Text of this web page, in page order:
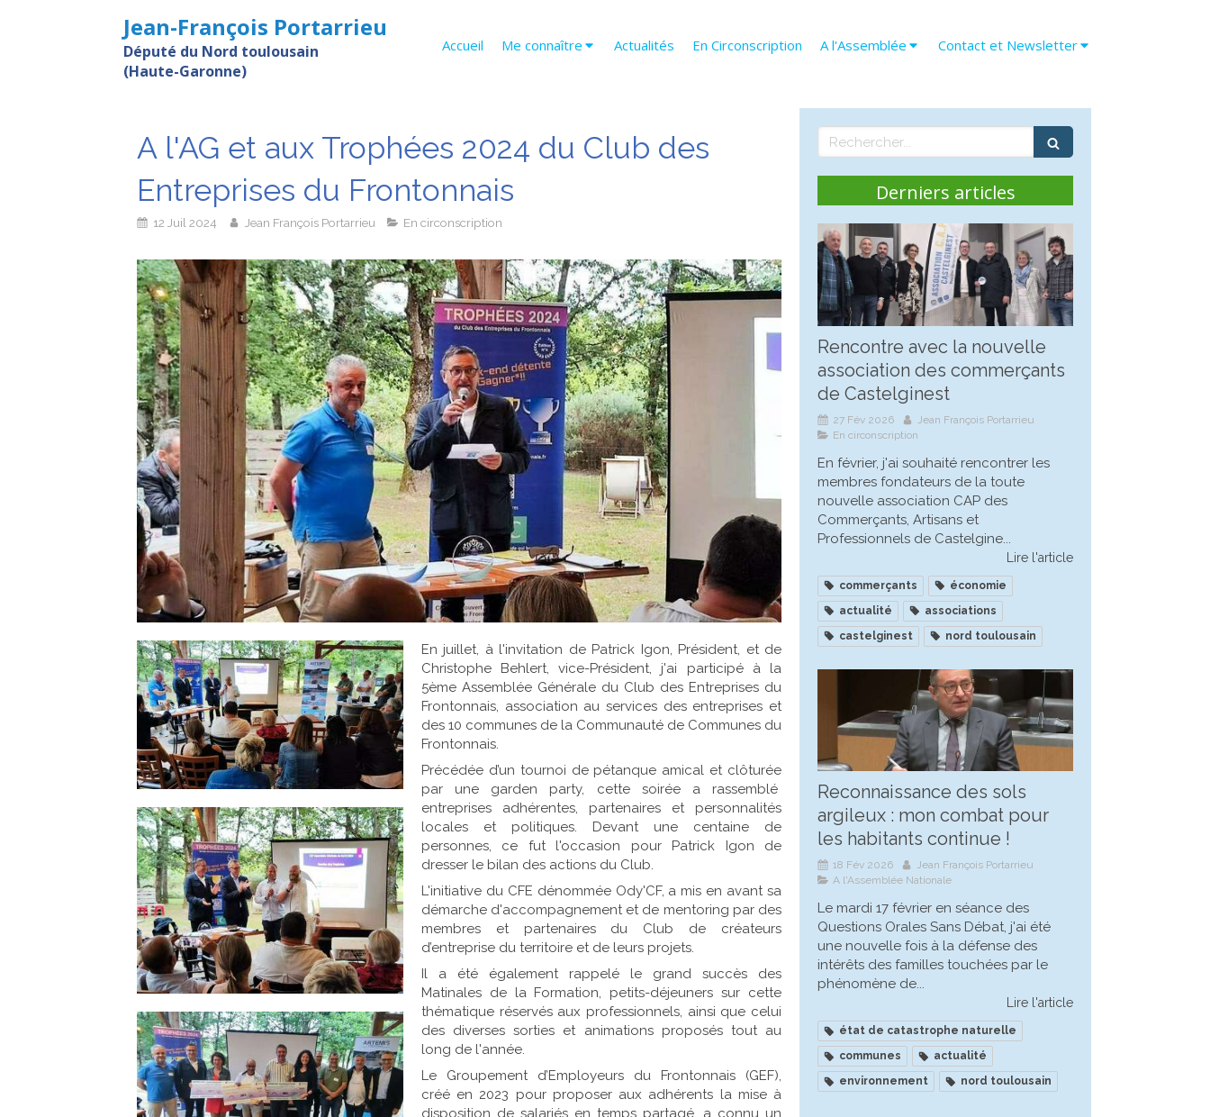
Accueil Me connaître Actualités En Circonscription A l'Assemblée Contact et Newsletter
Jean-François Portarrieu
Député du Nord toulousain
(Haute-Garonne)
A l'AG et aux Trophées 2024 du Club des
Entreprises du Frontonnais
12 Juil 2024 Jean François Portarrieu En circonscription
En juillet, à l'invitation de Patrick Igon, Président, et de
Christophe Behlert, vice-Président, j'ai participé à la
5ème Assemblée Générale du Club des Entreprises du
Frontonnais, association au services des entreprises et
des 10 communes de la Communauté de Communes du
Frontonnais.
Précédée d’un tournoi de pétanque amical et clôturée
par une garden party, cette soirée a rassemblé
entreprises adhérentes, partenaires et personnalités
locales et politiques. Devant une centaine de
personnes, ce fut l'occasion pour Patrick Igon de
dresser le bilan des actions du Club.
L'initiative du CFE dénommée Ody'CF, a mis en avant sa
démarche d'accompagnement et de mentoring par des
membres et partenaires du Club de créateurs
d’entreprise du territoire et de leurs projets.
Il a été également rappelé le grand succès des
Matinales de la Formation, petits-déjeuners sur cette
thématique réservés aux professionnels, ainsi que celui
des diverses sorties et animations proposés tout au
long de l'année.
Le Groupement d’Employeurs du Frontonnais (GEF),
créé en 2023 pour proposer aux adhérents la mise à
disposition de salariés en temps partagé, a connu un
Rechercher
Derniers articles
Rencontre avec la nouvelle
association des commerçants
de Castelginest
27 Fév 2026
Jean François Portarrieu
En circonscription
En février, j'ai souhaité rencontrer les
membres fondateurs de la toute
nouvelle association CAP des
Commerçants, Artisans et
Professionnels de Castelgine...
Lire l'article
commerçants
économie
actualité
associations
castelginest
nord toulousain
Reconnaissance des sols
argileux : mon combat pour
les habitants continue !
18 Fév 2026
Jean François Portarrieu
A l'Assemblée Nationale
Le mardi 17 février en séance des
Questions Orales Sans Débat, j'ai été
une nouvelle fois à la défense des
intérêts des familles touchées par le
phénomène de...
Lire l'article
état de catastrophe naturelle
communes
actualité
environnement
nord toulousain